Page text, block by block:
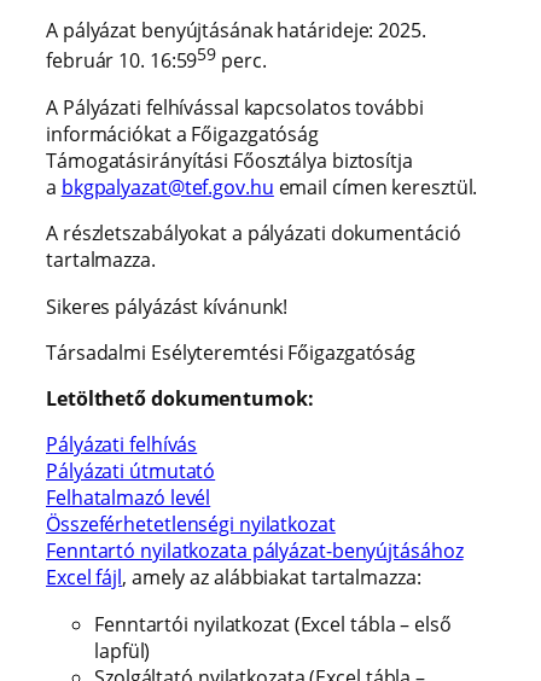
A pályázat benyújtásának határideje: 2025.
február 10. 16:5959 perc.
A Pályázati felhívással kapcsolatos további
információkat a Főigazgatóság
Támogatásirányítási Főosztálya biztosítja
a bkgpalyazat@tef.gov.hu email címen keresztül.
A részletszabályokat a pályázati dokumentáció
tartalmazza.
Sikeres pályázást kívánunk!
Társadalmi Esélyteremtési Főigazgatóság
Letölthető dokumentumok:
Pályázati felhívás
Pályázati útmutató
Felhatalmazó levél
Összeférhetetlenségi nyilatkozat
Fenntartó nyilatkozata pályázat-benyújtásához
Excel fájl, amely az alábbiakat tartalmazza:
Fenntartói nyilatkozat (Excel tábla – első
lapfül)